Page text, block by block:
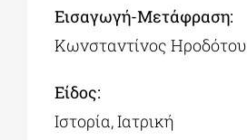
Εισαγωγή-Μετάφραση:
Κωνσταντίνος Ηροδότου
Είδος:
Ιστορία, Ιατρική